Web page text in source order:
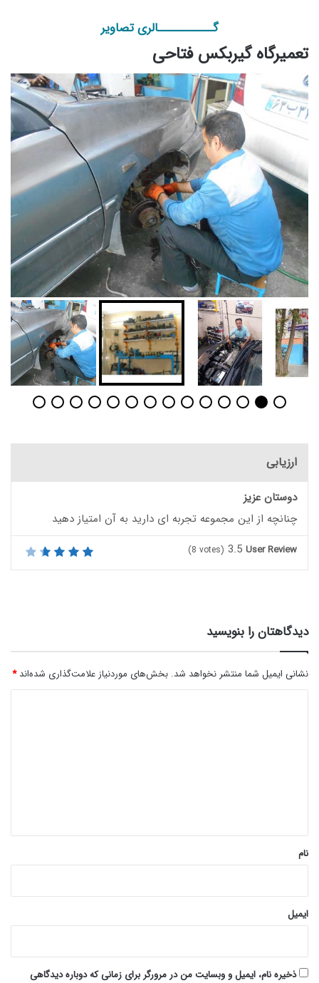
گـــــــــــالری تصاویر
تعمیرگاه گیربکس فتاحی
ارزیابی
دوستان عزیز
چنانچه از این مجموعه تجربه ای دارید به آن امتیاز دهید
User Review
3.5
(8 votes)
دیدگاهتان را بنویسید
نشانی ایمیل شما منتشر نخواهد شد. بخش‌های موردنیاز علامت‌گذاری شده‌اند*
نام
ایمیل
ذخیره نام، ایمیل و وبسایت من در مرورگر برای زمانی که دوباره دیدگاهی